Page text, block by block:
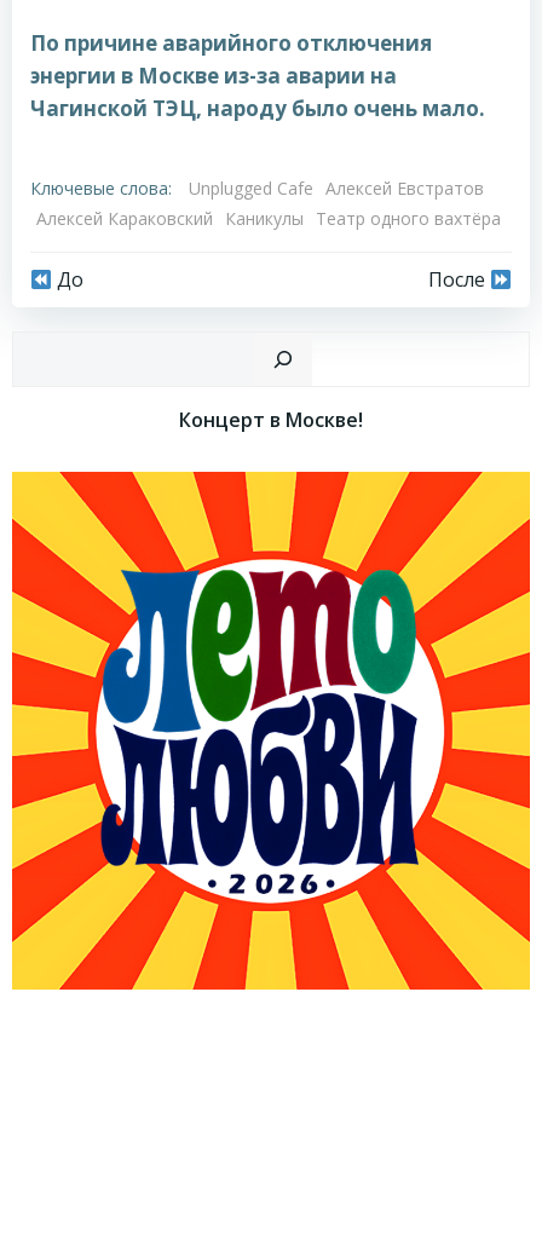
По причине аварийного отключения
энергии в Москве из-за аварии на
Чагинской ТЭЦ, народу было очень мало.
Ключевые слова: Unplugged Cafe Алексей Евстратов
Алексей Караковский
Каникулы Театр одного вахтёра
Навигация
записям
До
Навигация
по
записям
После
Концерт в Москве!